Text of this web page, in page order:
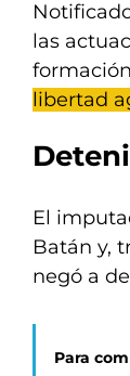
las
libertad
El
Batán y,
negó a
Para